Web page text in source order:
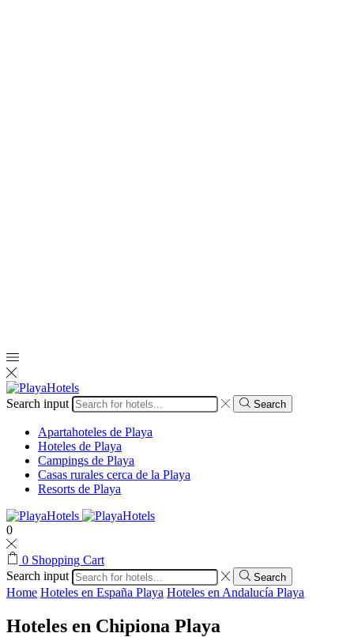
Search input Search
Apartahoteles de Playa
Hoteles de Playa
Campings de Playa
Casas rurales cerca de la Playa
Resorts de Playa
0
0 Shopping Cart
Search input
Search
Home Hoteles en España Playa Hoteles en Andalucía Playa
Hoteles en Chipiona Playa